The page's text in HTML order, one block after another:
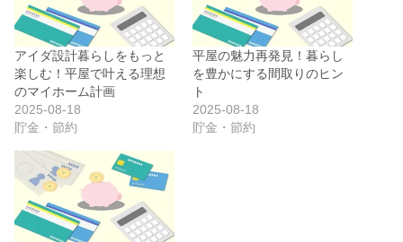
アイダ設計暮らしをもっと
楽しむ！平屋で叶える理想
のマイホーム計画
2025-08-18
貯金・節約
平屋の魅力再発見！暮らし
を豊かにする間取りのヒン
ト
2025-08-18
貯金・節約